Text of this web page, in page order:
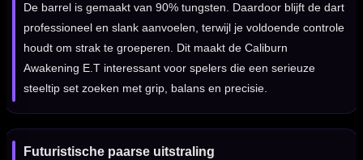
De barrel is gemaakt van 90% tungsten. Daardoor blijft de dart
professioneel en slank aanvoelen, terwijl je voldoende controle
houdt om strak te groeperen. Dit maakt de Caliburn
Awakening E.T interessant voor spelers die een serieuze
steeltip set zoeken met grip, balans en precisie.
Futuristische paarse uitstraling